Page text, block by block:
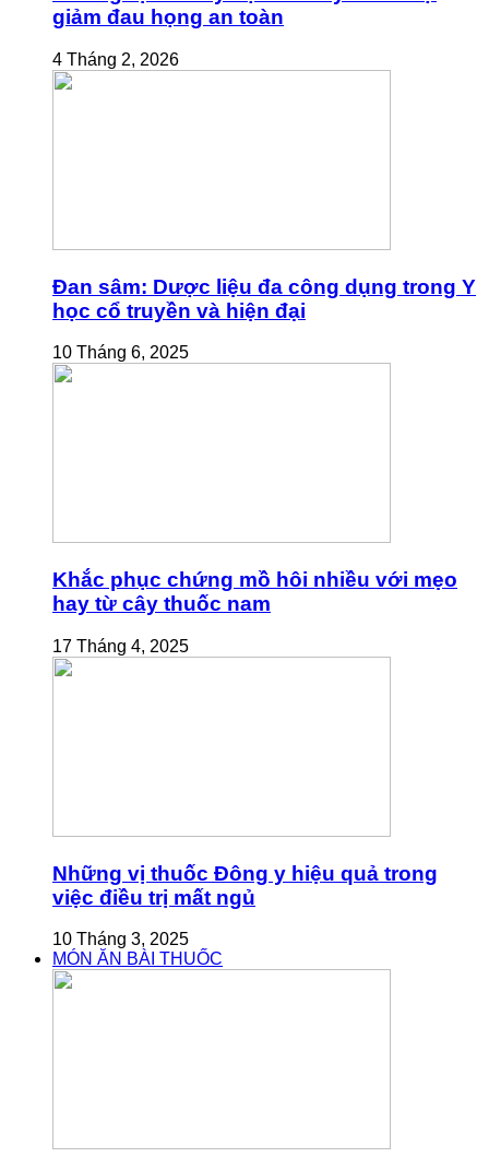
giảm đau họng an toàn
4 Tháng 2, 2026
Đan sâm: Dược liệu đa công dụng trong Y
học cổ truyền và hiện đại
10 Tháng 6, 2025
Khắc phục chứng mồ hôi nhiều với mẹo
hay từ cây thuốc nam
17 Tháng 4, 2025
Những vị thuốc Đông y hiệu quả trong
việc điều trị mất ngủ
10 Tháng 3, 2025
MÓN ĂN BÀI THUỐC